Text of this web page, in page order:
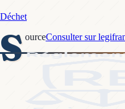
Déchet
S ourceConsulter sur